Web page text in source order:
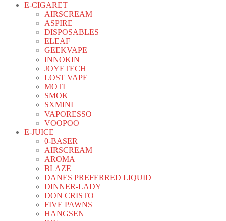
E-CIGARET
AIRSCREAM
ASPIRE
DISPOSABLES
ELEAF
GEEKVAPE
INNOKIN
JOYETECH
LOST VAPE
MOTI
SMOK
SXMINI
VAPORESSO
VOOPOO
E-JUICE
0-BASER
AIRSCREAM
AROMA
BLAZE
DANES PREFERRED LIQUID
DINNER-LADY
DON CRISTO
FIVE PAWNS
HANGSEN